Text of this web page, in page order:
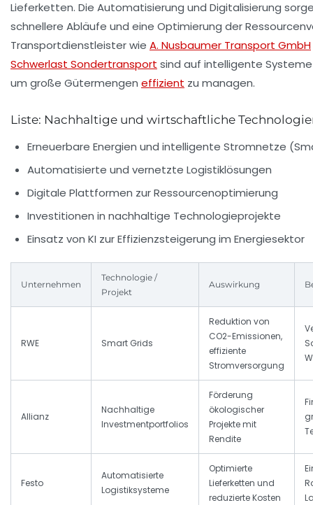
Lieferketten. Die Automatisierung und Digitalisierung
schnellere Abläufe und eine Optimierung der
Transportdienstleister wie A. Nusbaumer Transport GmbH
Schwerlast Sondertransport sind auf intelligente
um große Gütermengen effizient zu managen.
Liste: Nachhaltige und wirtschaftliche
Erneuerbare Energien und intelligente Stromnetze
Automatisierte und vernetzte Logistiklösungen
Digitale Plattformen zur Ressourcenoptimierung
Investitionen in nachhaltige Technologieprojekte
Einsatz von KI zur Effizienzsteigerung im Energiesektor
Unternehmen
Technologie /
Projekt
Auswirkung
RWE Smart Grids
Reduktion von
CO2-Emissionen,
effiziente
Stromversorgung
Allianz
Nachhaltige
Investmentportfolios
Förderung
ökologischer
Projekte mit
Rendite
Festo
Automatisierte
Logistiksysteme
Optimierte
Lieferketten und
reduzierte Kosten